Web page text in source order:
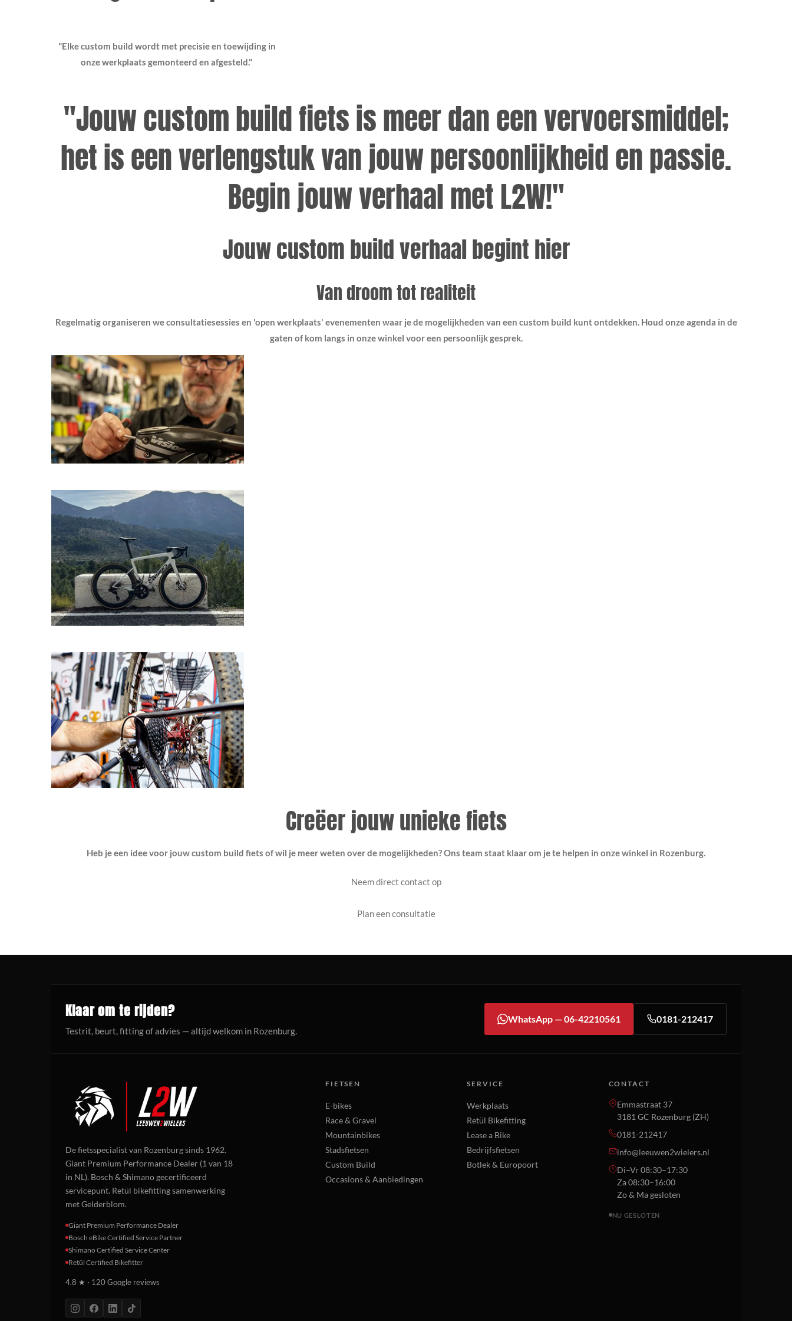
"Elke custom build wordt met precisie en toewijding in
onze werkplaats gemonteerd en afgesteld."
"Jouw custom build fiets is meer dan een vervoersmiddel;
het is een verlengstuk van jouw persoonlijkheid en passie.
Begin jouw verhaal met L2W!"
Jouw custom build verhaal begint hier
Van droom tot realiteit
Regelmatig organiseren we consultatiesessies en 'open werkplaats' evenementen waar je de mogelijkheden van een custom build kunt ontdekken. Houd onze agenda in de
gaten of kom langs in onze winkel voor een persoonlijk gesprek.
Creëer jouw unieke fiets
Heb je een idee voor jouw custom build fiets of wil je meer weten over de mogelijkheden? Ons team staat klaar om je te helpen in onze winkel in Rozenburg.
Neem direct contact op
Plan een consultatie
Klaar om te rijden?
Testrit, beurt, fitting of advies — altijd welkom in Rozenburg.
WhatsApp — 06-42210561 0181-212417
De fietsspecialist van Rozenburg sinds 1962.
Giant Premium Performance Dealer (1 van 18
in NL). Bosch & Shimano gecertificeerd
servicepunt. Retül bikefitting samenwerking
met Gelderblom.
Giant Premium Performance Dealer
Bosch eBike Certified Service Partner
Shimano Certified Service Center
Retül Certified Bikefitter
4.8 ★ · 120 Google reviews
FIETSEN
E-bikes
Race & Gravel
Mountainbikes
Stadsfietsen
Custom Build
Occasions & Aanbiedingen
SERVICE
Werkplaats
Retül Bikefitting
Lease a Bike
Bedrijfsfietsen
Botlek & Europoort
CONTACT
Emmastraat 37
3181 GC Rozenburg (ZH)
0181-212417
info@leeuwen2wielers.nl
Di–Vr 08:30–17:30
Za 08:30–16:00
Zo & Ma gesloten
NU GESLOTEN